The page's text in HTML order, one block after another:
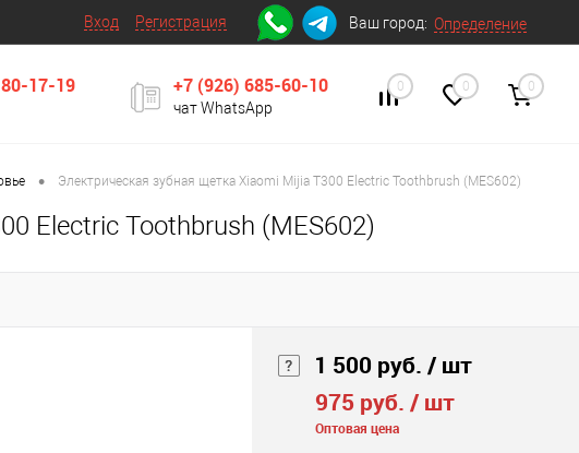
Вход Регистрация Ваш город: Определение
17-19 +7 (926) 685-60-10
чат WhatsApp
0 0 0
• Электрическая зубная щетка Xiaomi Mijia T300 Electric Toothbrush (MES602)
Electric Toothbrush (MES602)
1 500 руб. / шт
975 руб. / шт
Оптовая цена